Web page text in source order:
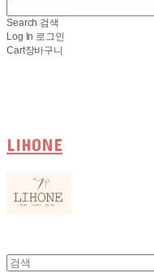
Search 검색
Log In 로그인
Cart장바구니
LIHONE